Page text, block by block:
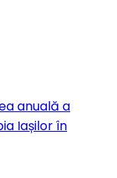
anuală a
Iașilor în